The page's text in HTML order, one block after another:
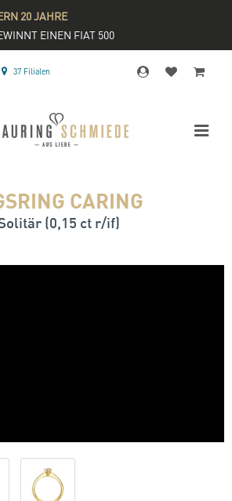
20 JAHRE
EINEN FIAT 500
37 Filialen
CARING
(0,15 ct r/if)